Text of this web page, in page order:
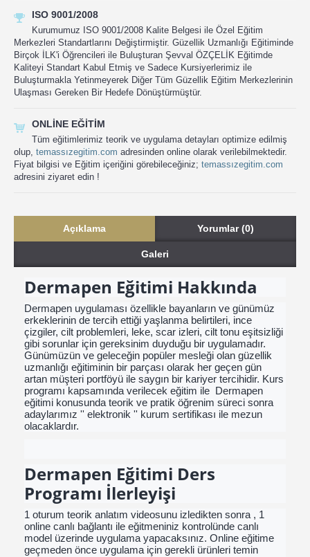
ISO 9001/2008
Kurumumuz ISO 9001/2008 Kalite Belgesi ile Özel Eğitim
Merkezleri Standartlarını Değiştirmiştir. Güzellik Uzmanlığı Eğitiminde
Birçok İLK'i Öğrencileri ile Buluşturan Şevval ÖZÇELİK Eğitimde
Kaliteyi Standart Kabul Etmiş ve Sadece Kursiyerlerimiz ile
Buluşturmakla Yetinmeyerek Diğer Tüm Güzellik Eğitim Merkezlerinin
Ulaşması Gereken Bir Hedefe Dönüştürmüştür.
ONLINE EĞITIM
Tüm eğitimlerimiz teorik ve uygulama detayları optimize edilmiş
olup, temassızegitim.com adresinden online olarak verilebilmektedir.
Fiyat bilgisi ve Eğitim içeriğini görebileceğiniz; temassızegitim.com
adresini ziyaret edin !
Açıklama Yorumlar (0)
Galeri
Dermapen Eğitimi Hakkında
Dermapen uygulaması özellikle bayanların ve günümüz
erkeklerinin de tercih ettiği yaşlanma belirtileri, ince
çizgiler, cilt problemleri, leke, scar izleri, cilt tonu eşitsizliği
gibi sorunlar için gereksinim duyduğu bir uygulamadır.
Günümüzün ve geleceğin popüler mesleği olan güzellik
uzmanlığı eğitiminin bir parçası olarak her geçen gün
artan müşteri portföyü ile saygın bir kariyer tercihidir. Kurs
programı kapsamında verilecek eğitim ile Dermapen
eğitimi konusunda teorik ve pratik öğrenim süreci sonra
adaylarımız '' elektronik '' kurum sertifikası ile mezun
olacaklardır.
Dermapen Eğitimi Ders
Programı İlerleyişi
1 oturum teorik anlatım videosunu izledikten sonra , 1
online canlı bağlantı ile eğitmeniniz kontrolünde canlı
model üzerinde uygulama yapacaksınız. Online eğitime
geçmeden önce uygulama için gerekli ürünleri temin